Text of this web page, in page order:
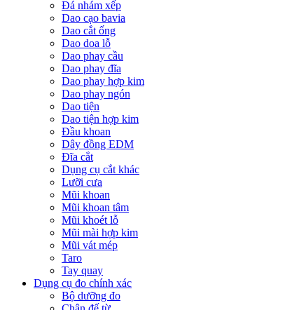
Đá nhám xếp
Dao cạo bavia
Dao cắt ống
Dao doa lỗ
Dao phay cầu
Dao phay đĩa
Dao phay hợp kim
Dao phay ngón
Dao tiện
Dao tiện hợp kim
Đầu khoan
Dây đồng EDM
Đĩa cắt
Dụng cụ cắt khác
Lưỡi cưa
Mũi khoan
Mũi khoan tâm
Mũi khoét lỗ
Mũi mài hợp kim
Mũi vát mép
Taro
Tay quay
Dụng cụ đo chính xác
Bộ dưỡng đo